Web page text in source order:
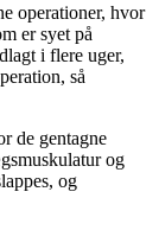
operationer, hvor
er syet på
i flere uger,
så
de gentagne
og
og